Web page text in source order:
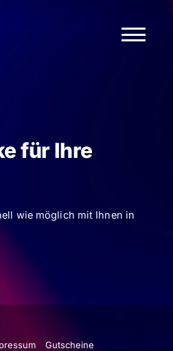
für Ihre
wie möglich mit Ihnen in
Gutscheine